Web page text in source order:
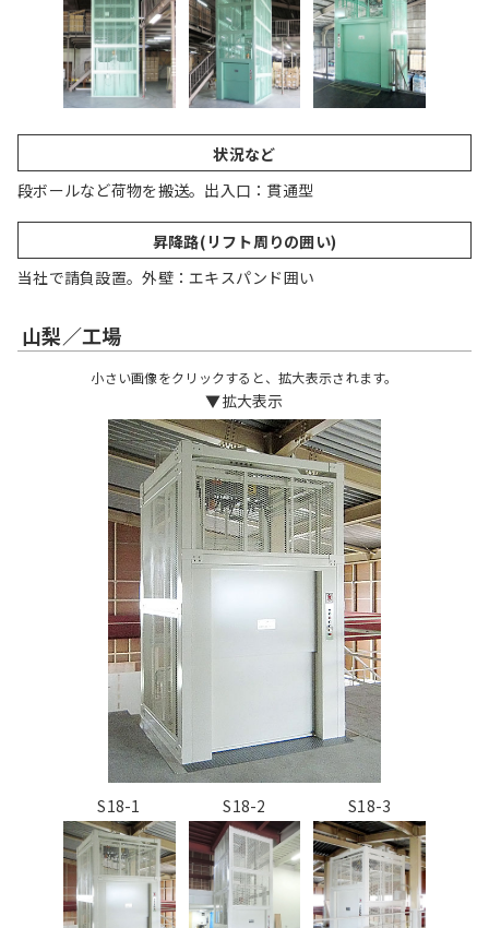
状況など
段ボールなど荷物を搬送。出入口：貫通型
昇降路(リフト周りの囲い)
当社で請負設置。外壁：エキスパンド囲い
山梨／工場
小さい画像をクリックすると、拡大表示されます。
▼拡大表示
S18-1 S18-2 S18-3